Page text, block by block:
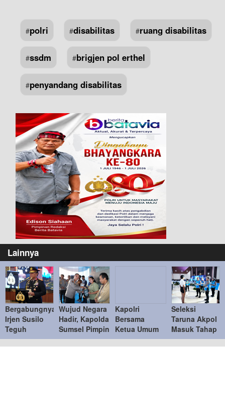
#polri #disabilitas #ruang disabilitas
#ssdm #brigjen pol erthel
#penyandang disabilitas
Lainnya
Bergabungnya
Irjen Susilo
Teguh
Raharjo ke
UBISA
Wujud Negara
Hadir, Kapolda
Sumsel Pimpin
Penyerahan
Barang Bukti
Kapolri
Bersama
Ketua Umum
Bhayangkari
Tinjau Bazar
Seleksi
Taruna Akpol
Masuk Tahap
Akhir,
Wakapolri